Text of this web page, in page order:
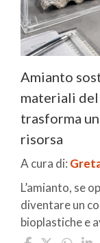
Amianto
materiali
trasforma
risorsa
A cura di:
L’amianto, se
diventare un
bioplastiche e